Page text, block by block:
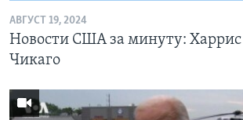
АВГУСТ 19, 2024
Новости США за минуту: Харрис
Чикаго